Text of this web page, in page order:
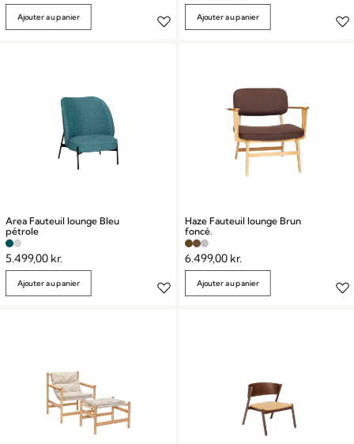
Ajouter au panier Ajouter au panier
Area Fauteuil lounge Bleu
pétrole
5.499,00 kr.
Ajouter au panier
Haze Fauteuil lounge Brun
foncé.
6.499,00 kr.
Ajouter au panier